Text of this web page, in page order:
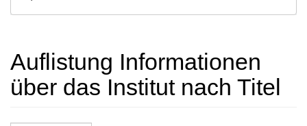
Auflistung Informationen
über das Institut nach Titel